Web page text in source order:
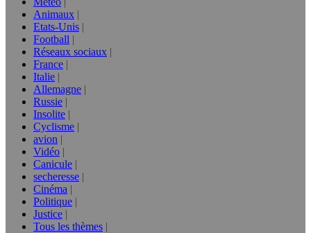
Animaux
Etats-Unis
Football
Réseaux sociaux
France
Italie
Allemagne
Russie
Insolite
Cyclisme
avion
Vidéo
Canicule
secheresse
Cinéma
Politique
Justice
Tous les thèmes